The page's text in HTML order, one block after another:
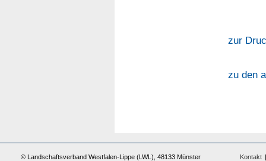
zur
zu den
© Landschaftsverband Westfalen-Lippe (LWL), 48133 Münster Kontakt |